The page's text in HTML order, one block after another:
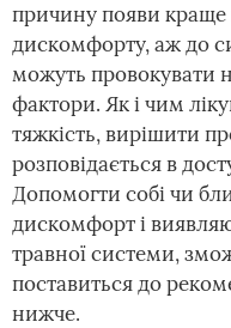
причину появи краще
дискомфорту, аж до
можуть провокувати
фактори. Як і чим
тяжкість, вирішити
розповідається в
Допомогти собі чи
дискомфорт і
травної системи,
поставиться до
нижче.